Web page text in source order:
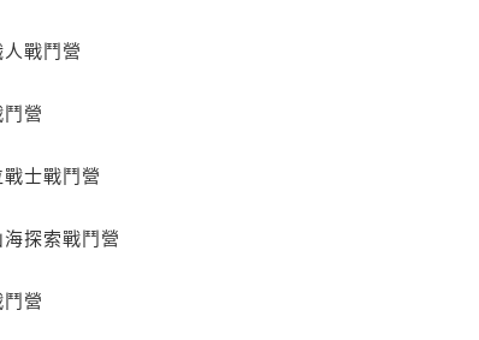
戰鬥營
營
士戰鬥營
探索戰鬥營
營